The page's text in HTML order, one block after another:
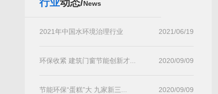
News
2021年中国水环境治理行业 2021/06/19
环保收紧 建筑门窗节能创新才... 2020/09/09
节能环保“蛋糕”大 九家新三... 2020/09/09